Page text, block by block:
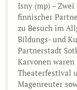
Isny (mp) –
finnischer
zu Besuch im
Bildungs- und
Partnerstadt
Karvonen
Theaterfestival
Magenreuter